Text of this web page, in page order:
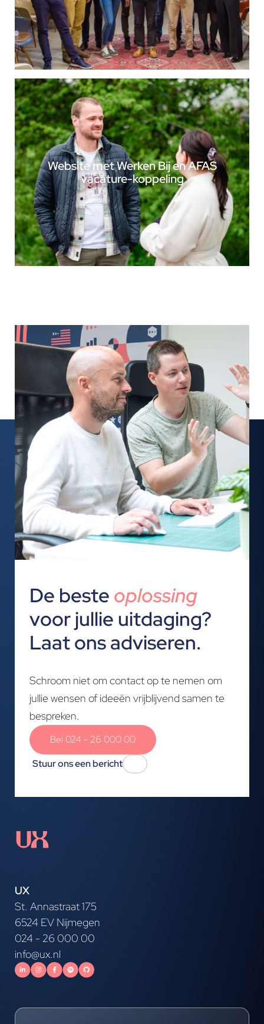
Website met Werken Bij en AFAS
vacature-koppeling
De beste oplossing
voor jullie uitdaging?
Laat ons adviseren.
Schroom niet om contact op te nemen om
jullie wensen of ideeën vrijblijvend samen te
bespreken.
Bel 024 - 26 000 00
Stuur ons een bericht
UX
St. Annastraat 175
6524 EV Nijmegen
024 - 26 000 00
info@ux.nl